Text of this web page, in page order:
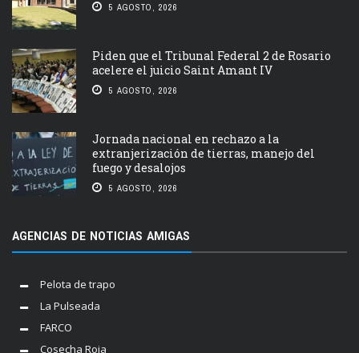
5 AGOSTO, 2026
Piden que el Tribunal Federal 2 de Rosario
acelere el juicio Saint Amant IV
5 AGOSTO, 2026
Jornada nacional en rechazo a la
extranjerización de tierras, manejo del
fuego y desalojos
5 AGOSTO, 2026
AGENCIAS DE NOTICIAS AMIGAS
Pelota de trapo
La Pulseada
FARCO
Cosecha Roja